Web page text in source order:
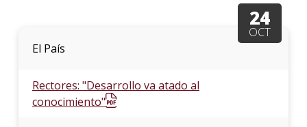
24
OCT
El País
Rectores: "Desarrollo va atado al
conocimiento"